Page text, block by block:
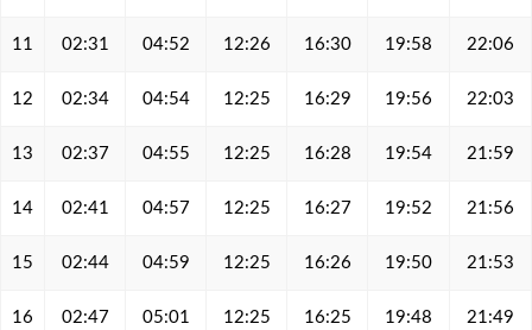
11 02:31 04:52 12:26 16:30 19:58 22:06
12 02:34 04:54 12:25 16:29 19:56 22:03
13 02:37 04:55 12:25 16:28 19:54 21:59
14 02:41 04:57 12:25 16:27 19:52 21:56
15 02:44 04:59 12:25 16:26 19:50 21:53
16 02:47 05:01 12:25 16:25 19:48 21:49